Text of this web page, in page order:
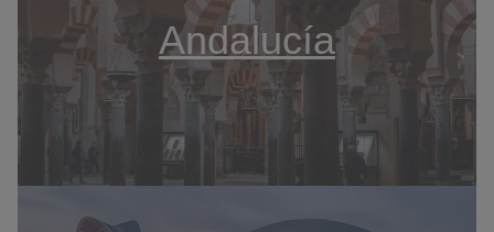
Andalucía